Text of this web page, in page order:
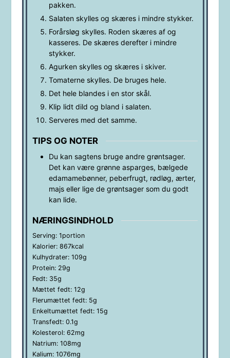
pakken.
Salaten skylles og skæres i mindre stykker.
Forårsløg skylles. Roden skæres af og
kasseres. De skæres derefter i mindre
stykker.
Agurken skylles og skæres i skiver.
Tomaterne skylles. De bruges hele.
Det hele blandes i en stor skål.
Klip lidt dild og bland i salaten.
Serveres med det samme.
TIPS OG NOTER
Du kan sagtens bruge andre grøntsager.
Det kan være grønne asparges, bælgede
edamamebønner, peberfrugt, rødløg, ærter,
majs eller lige de grøntsager som du godt
kan lide.
NÆRINGSINDHOLD
Serving: 1portion
Kalorier: 867kcal
Kulhydrater: 109g
Protein: 29g
Fedt: 35g
Mættet fedt: 12g
Flerumættet fedt: 5g
Enkeltumættet fedt: 15g
Transfedt: 0.1g
Kolesterol: 62mg
Natrium: 108mg
Kalium: 1076mg